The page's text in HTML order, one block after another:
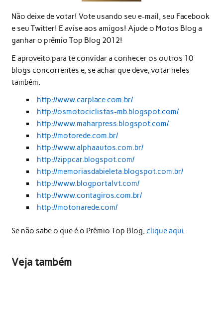
Não deixe de votar! Vote usando seu e-mail, seu Facebook
e seu Twitter! E avise aos amigos! Ajude o Motos Blog a
ganhar o prêmio Top Blog 2012!
E aproveito para te convidar a conhecer os outros 10
blogs concorrentes e, se achar que deve, votar neles
também.
http://www.carplace.com.br/
http://osmotociclistas-mb.blogspot.com/
http://www.maharpress.blogspot.com/
http://motorede.com.br/
http://www.alphaautos.com.br/
http://zippcar.blogspot.com/
http://memoriasdabieleta.blogspot.com.br/
http://www.blogportalvt.com/
http://www.contagiros.com.br/
http://motonarede.com/
Se não sabe o que é o Prêmio Top Blog, clique aqui.
Veja também